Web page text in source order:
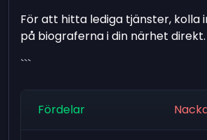
För att hitta lediga tjänster, kolla
på biograferna i din närhet direkt.
```
Fördelar